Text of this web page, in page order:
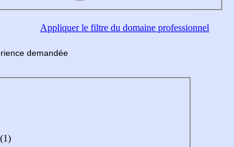
Appliquerle filtre du domaine professionnel
demandée